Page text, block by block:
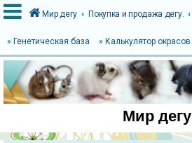
В
х
о
Мир дегу Покупка и продажа дегу.
» Генетическая база » Калькулятор окрасов
Мир дегу